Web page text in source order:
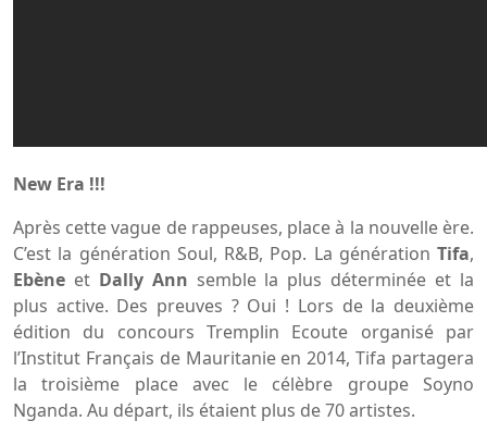
New Era !!!
Après cette vague de rappeuses, place à la nouvelle ère.
C’est la génération Soul, R&B, Pop. La génération Tifa,
Ebène et Dally Ann semble la plus déterminée et la
plus active. Des preuves ? Oui ! Lors de la deuxième
édition du concours Tremplin Ecoute organisé par
l’Institut Français de Mauritanie en 2014, Tifa partagera
la troisième place avec le célèbre groupe Soyno
Nganda. Au départ, ils étaient plus de 70 artistes.